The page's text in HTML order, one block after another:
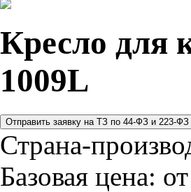
Кресло для
1009L
Страна-
Базовая цена: